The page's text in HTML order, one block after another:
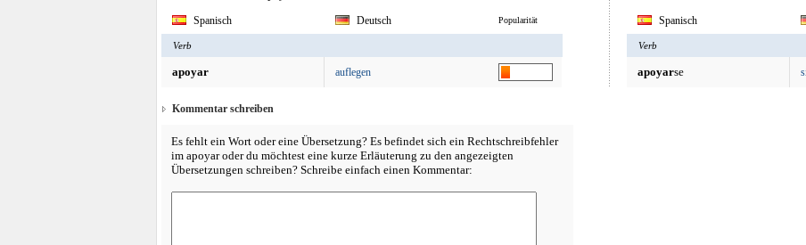
Spanisch Deutsch Popularität
Verb
apoyar auflegen
Kommentar schreiben
Es fehlt ein Wort oder eine Übersetzung? Es befindet sich ein Rechtschreibfehler
im apoyar oder du möchtest eine kurze Erläuterung zu den angezeigten
Übersetzungen schreiben? Schreibe einfach einen Kommentar:
Spanisch
Verb
apoyarse